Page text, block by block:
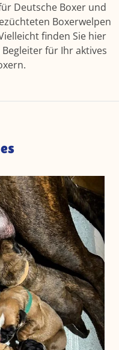
Deutsche Boxer und
Boxerwelpen
finden Sie hier
für Ihr aktives